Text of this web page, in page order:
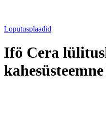
Loputusplaadid
Ifö Cera